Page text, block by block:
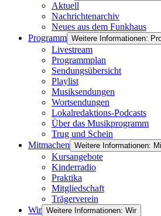
Aktuell
Nachrichtenarchiv
Neues aus dem Funkhaus
Programm Weitere Informationen:
Livestream
Programmplan
Sendungsübersicht
Playlist
Musiksendungen
Wortsendungen
Lokalredaktions-Podcasts
Über das Musikprogramm
Trug und Schein
Mitmachen Weitere Informationen:
Kursangebote
Kinderradio
Praktika
Mitgliedschaft
Trägerverein
Wir Weitere Informationen: Wir